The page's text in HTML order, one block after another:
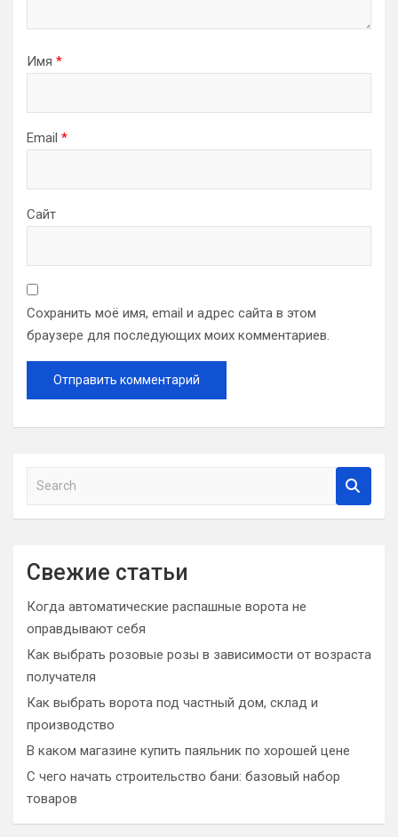
Имя *
Email *
Сайт
Сохранить моё имя, email и адрес сайта в этом
браузере для последующих моих комментариев.
a
c
Свежие статьи
Когда автоматические распашные ворота не
оправдывают себя
Как выбрать розовые розы в зависимости от возраста
получателя
Как выбрать ворота под частный дом, склад и
производство
В каком магазине купить паяльник по хорошей цене
С чего начать строительство бани: базовый набор
товаров